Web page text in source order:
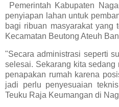
Pemerintah Kabupaten
penyiapan lahan untuk
bagi ribuan masyarakat yang
Kecamatan Beutong Ateuh
"Secara administrasi seperti
selesai. Sekarang kita sedang
penapakan rumah karena
jadi perlu penyesuaian
Teuku Raja Keumangan di